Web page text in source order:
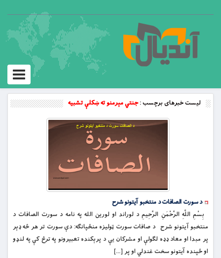
Toggle
لیست خبرهای برچسب :جنتي مېرمنو ته ښكلې تشبيه
د سورت الصافات د منتخبو آیتونو شرح
بِسْمِ اللَّهِ الرَّحْمَنِ الرَّحِيمِ د لوراند او لورین الله په نامه د سورت الصافات د
منتخبو آیتونو شرح د صافات سورت ټوليزه منځپانګه: دې سورت تر هر څه ډېر
پر مبدا او معاد ډډه لګولې او مشرکان يې د پرېکنده تعبيرونو په ترڅ کې په لنډو
او ځپنده آيتونو سخت غندلي او پر […]